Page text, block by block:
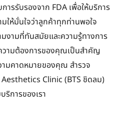
รรับรองจาก FDA เพื่อให้บริการ
ให้มั่นใจว่าลูกค้าทุกท่านพอใจ
มงามที่ทันสมัยและความรู้ทางการ
วามต้องการของคุณเป็นสำคัญ
มคาดหมายของคุณ สำรวจ
Clinic (BTS ชิดลม)
ริการของเรา